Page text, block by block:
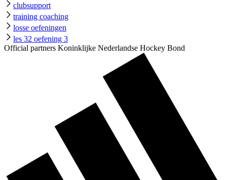
clubsupport
training coaching
losse oefeningen
les 32 oefening 3
Official partners Koninklijke Nederlandse Hockey Bond